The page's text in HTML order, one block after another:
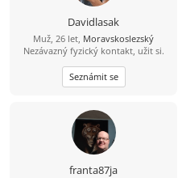
Davidlasak
Muž, 26 let, Moravskoslezský
Nezávazný fyzický kontakt, užit si.
Seznámit se
franta87ja